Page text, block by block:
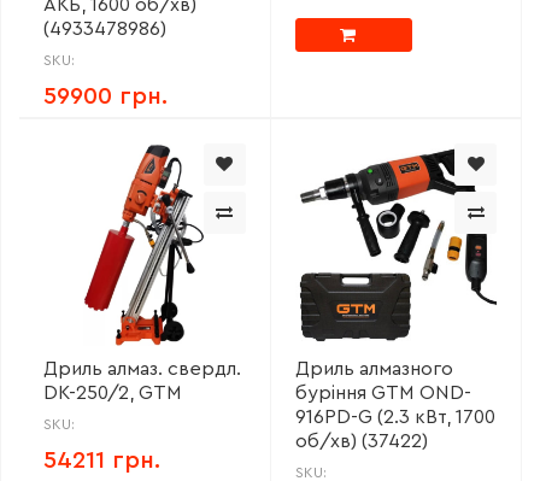
АКБ, 1600 об/хв)
(4933478986)
SKU:
59900 грн.
Дриль алмаз. свердл.
DK-250/2, GTM
SKU:
54211 грн.
Дриль алмазного
буріння GTM OND-
916PD-G (2.3 кВт, 1700
об/хв) (37422)
SKU: